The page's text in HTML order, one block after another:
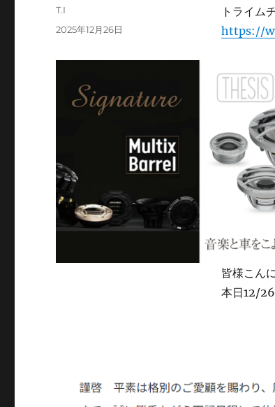
トライム
https://
皆様こん
本日12/26
投
T.I
投
日:
2025年12月26日